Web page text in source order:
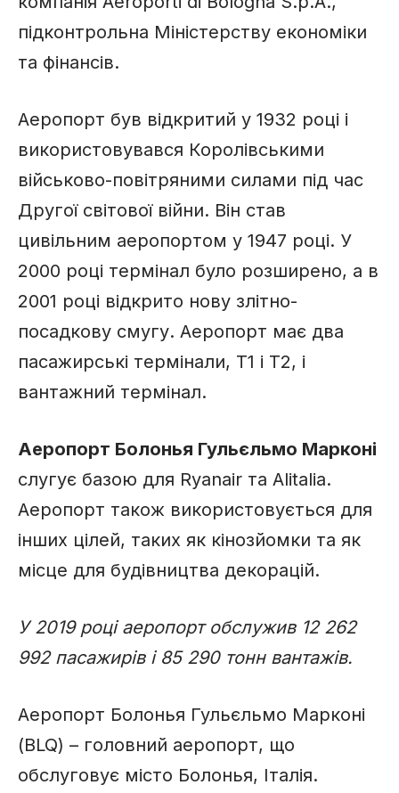
підконтрольна Міністерству економіки
та фінансів.
Аеропорт був відкритий у 1932 році і
використовувався Королівськими
військово-повітряними силами під час
Другої світової війни. Він став
цивільним аеропортом у 1947 році. У
2000 році термінал було розширено, а в
2001 році відкрито нову злітно-
посадкову смугу. Аеропорт має два
пасажирські термінали, T1 і T2, і
вантажний термінал.
Аеропорт Болонья Гульєльмо Марконі
слугує базою для Ryanair та Alitalia.
Аеропорт також використовується для
інших цілей, таких як кінозйомки та як
місце для будівництва декорацій.
У 2019 році аеропорт обслужив 12 262
992 пасажирів і 85 290 тонн вантажів.
Аеропорт Болонья Гульєльмо Марконі
(BLQ) – головний аеропорт, що
обслуговує місто Болонья, Італія.